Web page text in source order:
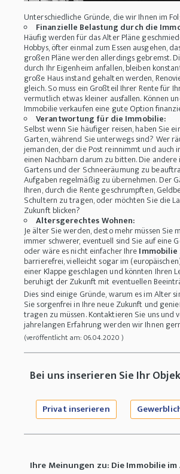
Unterschiedliche Gründe, die wir Ihnen im
Finanzielle Belastung durch die
Häufig werden für das Alter Pläne
Hobbys, öfter einmal zum Essen ausgehen,
großen Pläne werden allerdings gebremst.
durch Ihr Eigenheim anfallen, bleiben
große Haus instand gehalten werden,
gleich. So muss ein Großteil Ihrer Rente für
vermutlich etwas kleiner ausfallen. Können
Immobilie verkaufen eine gute Option
Verantwortung für die Immobilie:
Selbst wenn Sie häufiger reisen, haben Sie
Garten, während Sie unterwegs sind? Wer
jemanden, der die Post reinnimmt und auch
einen Nachbarn darum zu bitten. Die
Gartens und der Schneeräumung zu
Aufgaben regelmäßig zu übernehmen. Der
Ihren, durch die Rente geschrumpften,
Schultern zu tragen, oder möchten Sie die
Zukunft blicken?
Altersgerechtes Wohnen:
Je älter Sie werden, desto mehr müssen
immer schwerer, eventuell sind Sie auf eine
oder wäre es nicht einfacher Ihre
barrierefrei, vielleicht sogar im
einer Klappe geschlagen und könnten Ihren
beruhigt der Zukunft mit eventuellen
Dies sind einige Gründe, warum es im Alter
Sie sorgenfrei in Ihre neue Zukunft und
tragen zu müssen. Kontaktieren Sie uns und
jahrelangen Erfahrung werden wir Ihnen
(veröffentlicht am: 06.04.2020 )
Bei uns inserieren Sie Ihr
Privat inserieren
Ihre Meinungen zu: Die Immobilie